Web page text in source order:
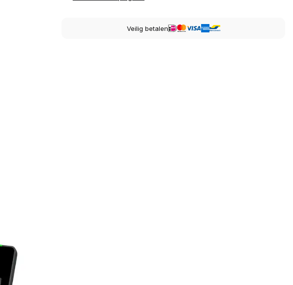
Veilig betalen